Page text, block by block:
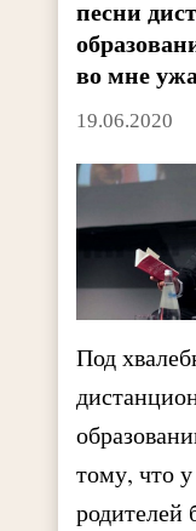
песни
во мне
19.06.2020
Под
тому, что
родителей